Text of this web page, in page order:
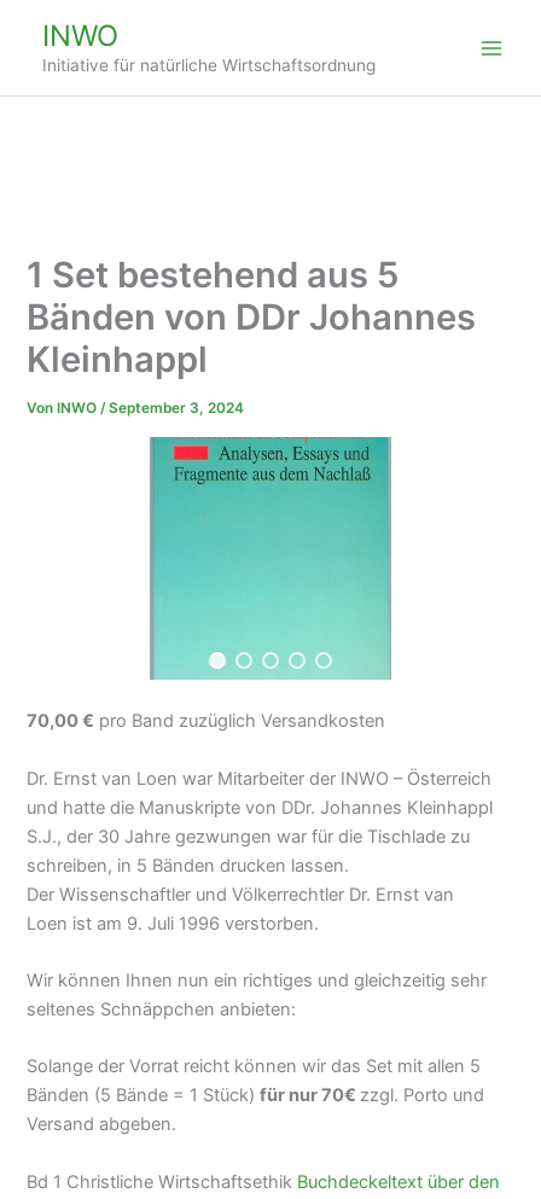
springen
INWO
Initiative für natürliche Wirtschaftsordnung
1 Set bestehend aus 5
Bänden von DDr Johannes
Kleinhappl
Von INWO/September 3, 2024
70,00 € pro Band zuzüglich Versandkosten
Dr. Ernst van Loen war Mitarbeiter der INWO – Österreich
und hatte die Manuskripte von DDr. Johannes Kleinhappl
S.J., der 30 Jahre gezwungen war für die Tischlade zu
schreiben, in 5 Bänden drucken lassen.
Der Wissenschaftler und Völkerrechtler Dr. Ernst van
Loen ist am 9. Juli 1996 verstorben.
Wir können Ihnen nun ein richtiges und gleichzeitig sehr
seltenes Schnäppchen anbieten:
Solange der Vorrat reicht können wir das Set mit allen 5
Bänden (5 Bände = 1 Stück)für nur 70€ zzgl. Porto und
Versand abgeben.
Bd 1 Christliche Wirtschaftsethik Buchdeckeltext über den